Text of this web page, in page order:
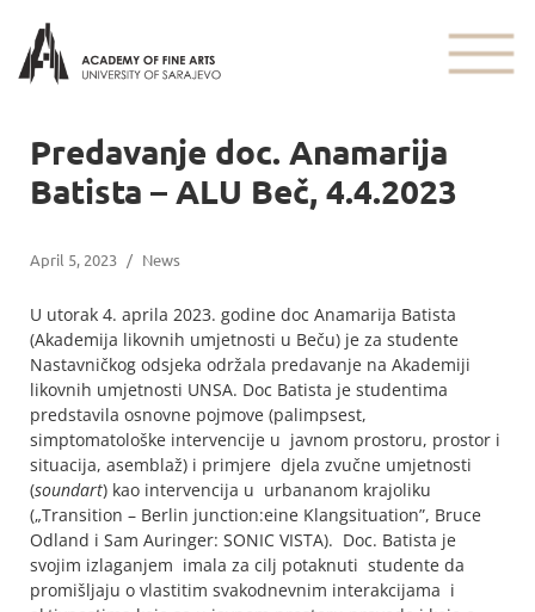
Predavanje doc. Anamarija
Batista – ALU Beč, 4.4.2023
April 5, 2023 / News
U utorak 4. aprila 2023. godine doc Anamarija Batista
(Akademija likovnih umjetnosti u Beču) je za studente
Nastavničkog odsjeka održala predavanje na Akademiji
likovnih umjetnosti UNSA. Doc Batista je studentima
predstavila osnovne pojmove (palimpsest,
simptomatološke intervencije u javnom prostoru, prostor i
situacija, asemblaž) i primjere djela zvučne umjetnosti
(soundart) kao intervencija u urbananom krajoliku
(„Transition – Berlin junction:eine Klangsituation”, Bruce
Odland i Sam Auringer: SONIC VISTA). Doc. Batista je
svojim izlaganjem imala za cilj potaknuti studente da
promišljaju o vlastitim svakodnevnim interakcijama i